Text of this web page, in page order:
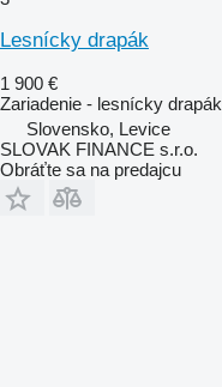
Lesnícky drapák
1 900 €
Zariadenie - lesnícky drapák
Slovensko, Levice
SLOVAK FINANCE s.r.o.
Obráťte sa na predajcu